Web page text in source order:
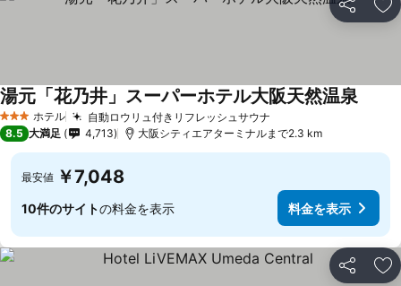
シェア お
3 ホテルのランク
ホテル 自動ロウリュ付きリフレッシュサウナ
湯元「花乃井」スーパーホテル大阪天然温泉
8.5 大満足 4,713 大阪シティエアターミナルまで2.3 km
最安値 ￥7,048
10件のサイトの料金を表示 料金を表示
シェア お